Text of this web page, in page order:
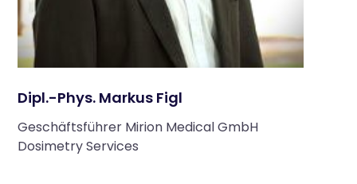
Dipl.-Phys. Markus Figl
Geschäftsführer Mirion Medical GmbH
Dosimetry Services